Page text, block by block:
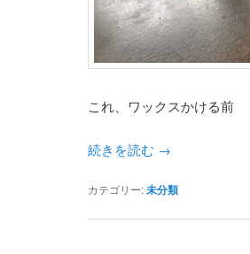
これ、ワックスかける前
続きを読む →
カテゴリー:未分類